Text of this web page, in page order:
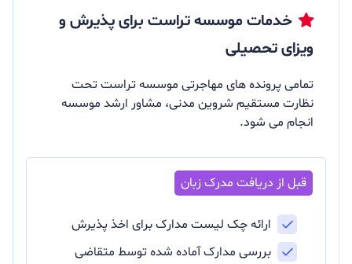
خدمات موسسه تراست برای پذیرش و
ویزای تحصیلی
تمامی پرونده های مهاجرتی موسسه تراست تحت
نظارت مستقیم شروین مدنی، مشاور ارشد موسسه
انجام می شود.
ارائه چک لیست مدارک برای اخذ پذیرش
بررسی مدارک آماده شده توسط متقاضی